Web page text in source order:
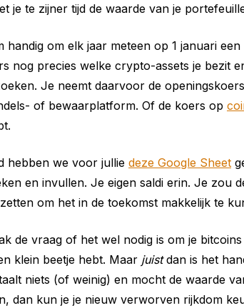
je te zijner tijd de waarde van je
handig om elk jaar meteen op 1 januari
nog precies welke crypto-assets je bezit
Je neemt daarvoor de
of bewaarplatform. Of de koers op
hebben we voor jullie deze Google Sheet
en invullen. Je eigen saldi erin. Je zou
om het in de toekomst makkelijk te
de vraag of het wel nodig is om je
klein beetje hebt. Maar juistdan is het
niets (of weinig) en mocht de waarde
dan kun je je nieuw verworven rijkdom